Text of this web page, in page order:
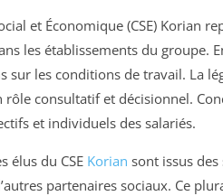
et Économique (CSE) Korian
les établissements du groupe.
sur les conditions de travail. La
rôle consultatif et décisionnel.
et individuels des salariés.
élus du CSE Korian sont issus des
partenaires sociaux. Ce